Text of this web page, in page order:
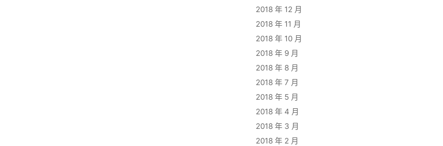
2018 年 12 月
2018 年 11 月
2018 年 10 月
2018 年 9 月
2018 年 8 月
2018 年 7 月
2018 年 5 月
2018 年 4 月
2018 年 3 月
2018 年 2 月